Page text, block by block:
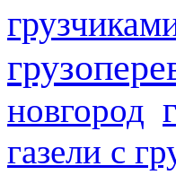
новгород
газели с